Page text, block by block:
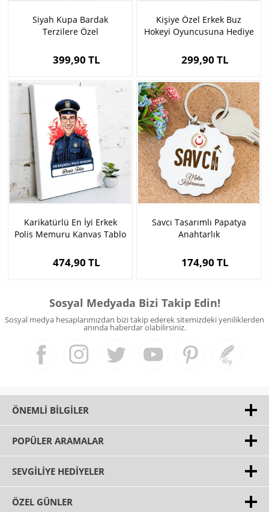
Siyah Kupa Bardak
Terzilere Özel
399,90 TL
Kişiye Özel Erkek Buz
Hokeyi Oyuncusuna Hediye
299,90 TL
Karikatürlü En İyi Erkek
Polis Memuru Kanvas Tablo
474,90 TL
Savcı Tasarımlı Papatya
Anahtarlık
174,90 TL
Sosyal Medyada Bizi Takip Edin!
Sosyal medya hesaplarımızdan bizi takip ederek sitemizdeki yeniliklerden
anında haberdar olabilirsiniz.
ÖNEMLI BILGILER
POPÜLER ARAMALAR
SEVGILIYE HEDIYELER
ÖZEL GÜNLER